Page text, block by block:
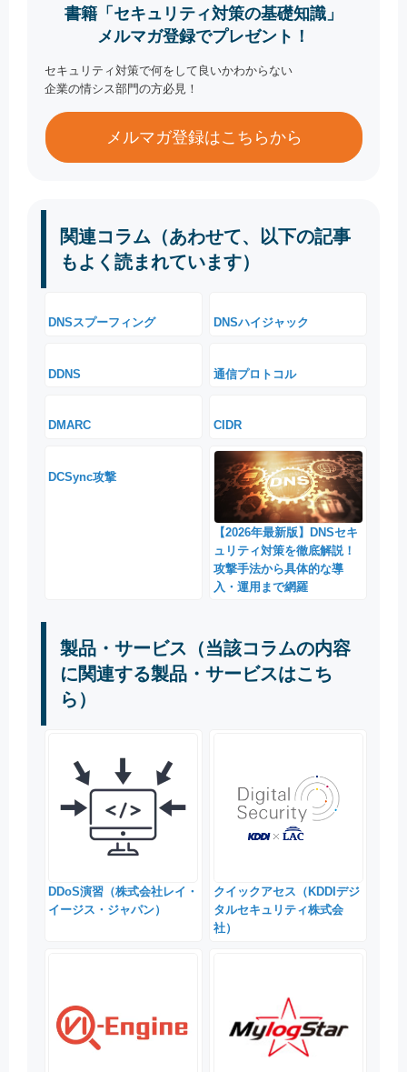
書籍「セキュリティ対策の基礎知識」
メルマガ登録でプレゼント！
セキュリティ対策で何をして良いかわからない
企業の情シス部門の方必見！
メルマガ登録はこちらから
関連コラム（あわせて、以下の記事
もよく読まれています）
DNSスプーフィング DNSハイジャック
DDNS 通信プロトコル
DMARC CIDR
DCSync攻撃
【2026年最新版】DNSセキ
ュリティ対策を徹底解説！
攻撃手法から具体的な導
入・運用まで網羅
製品・サービス（当該コラムの内容
に関連する製品・サービスはこち
ら）
DDoS演習（株式会社レイ・
イージス・ジャパン）
クイックアセス（KDDIデジ
タルセキュリティ株式会
社）